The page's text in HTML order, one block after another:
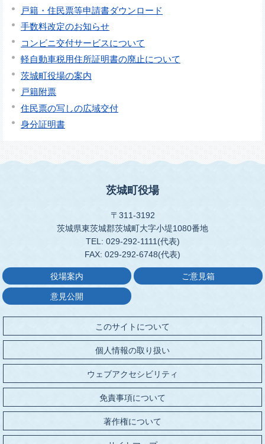
戸籍・住民票等申請書ダウンロード
手数料改定のお知らせ
コンビニ交付サービスについて
軽自動車税用住所証明書の廃止について
茨城町役場の案内
戸籍附票
住民票の写しの広域交付
身分証明書
茨城町役場
〒311-3192
茨城県東茨城郡茨城町大字小堤1080番地
TEL: 029-292-1111(代表)
FAX: 029-292-6748(代表)
役場案内 ご意見箱
意見公開
このサイトについて
個人情報の取り扱い
ウェブアクセシビリティ
免責事項について
著作権について